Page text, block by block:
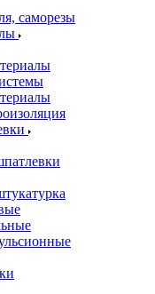
саморезы